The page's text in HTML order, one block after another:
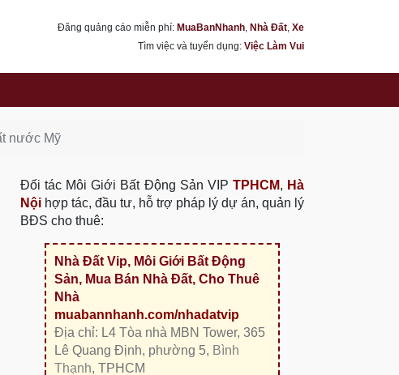
Đăng quảng cáo miễn phí: MuaBanNhanh, Nhà Đất, Xe
Tìm việc và tuyển dụng: Việc Làm Vui
nước Mỹ
Đối tác Môi Giới Bất Động Sản VIP TPHCM, Hà
Nội hợp tác, đầu tư, hỗ trợ pháp lý dự án, quản lý
BĐS cho thuê:
Nhà Đất Vip, Môi Giới Bất Động
Sản, Mua Bán Nhà Đất, Cho Thuê
Nhà
muabannhanh.com/nhadatvip
Địa chỉ: L4 Tòa nhà MBN Tower, 365
Lê Quang Định, phường 5, Bình
Thạnh, TPHCM